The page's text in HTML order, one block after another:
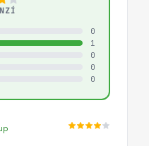
0
1
0
0
0